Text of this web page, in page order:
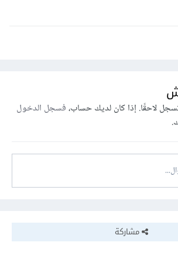
لاحقًا. إذا كان لديك حساب،فسجل الدخول
مشاركة